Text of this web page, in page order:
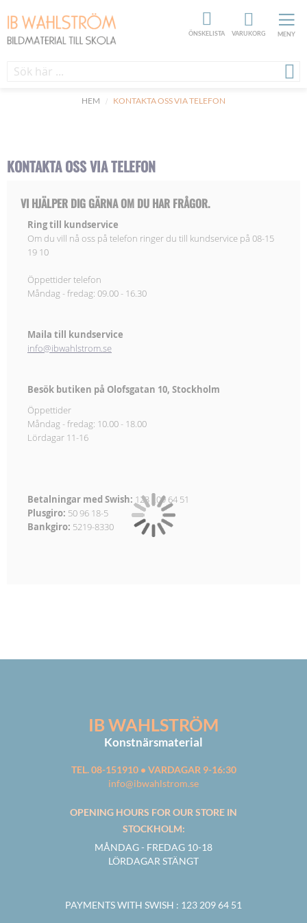
MENY
ÖNSKELISTA VARUKORG
HEM KONTAKTA OSS VIA TELEFON
KONTAKTA OSS VIA TELEFON
VI HJÄLPER DIG GÄRNA OM DU HAR FRÅGOR.
Ring till kundservice
Om du vill nå oss på telefon ringer du till kundservice på 08-15
19 10
Öppettider telefon
Måndag - fredag: 09.00 - 16.30
Maila till kundservice
info@ibwahlstrom.se
Besök butiken på Olofsgatan 10, Stockholm
Öppettider
Måndag - fredag: 10.00 - 18.00
Lördagar 11-16
Betalningar med Swish: 123 209 64 51
Plusgiro: 50 96 18-5
Bankgiro: 5219-8330
IB WAHLSTRÖM
Konstnärsmaterial
TEL. 08-151910 • VARDAGAR 9-16:30
info@ibwahlstrom.se
OPENING HOURS FOR OUR STORE IN
STOCKHOLM:
MÅNDAG - FREDAG 10-18
LÖRDAGAR STÄNGT
PAYMENTS WITH SWISH : 123 209 64 51